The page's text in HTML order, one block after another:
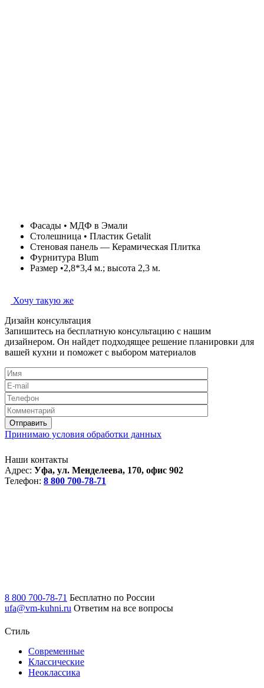
Фасады • МДФ в Эмали
Столешница • Пластик Getalit
Стеновая панель — Керамическая Плитка
Фурнитура Blum
Размер •2,8*3,4 м.; высота 2,3 м.
Хочу такую же
Дизайн консультация
Запишитесь на бесплатную консультацию с нашим
дизайнером. Он найдет подходящее решение планировки для
вашей кухни и поможет с выбором материалов
Принимаю условия обработки данных
Наши контакты
Адрес: Уфа, ул. Менделеева, 170, офис 902
Телефон: 8 800 700-78-71
8 800 700-78-71 Бесплатно по России
ufa@vm-kuhni.ru Ответим на все вопросы
Стиль
Современные
Классические
Неоклассика